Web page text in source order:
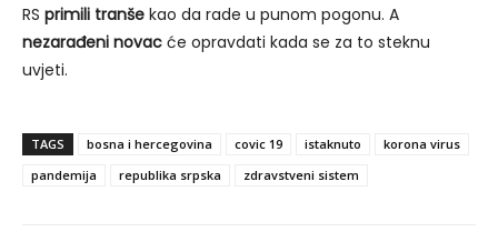
RS primili tranše kao da rade u punom pogonu. A
nezarađeni novac će opravdati kada se za to steknu
uvjeti.
TAGS bosna i hercegovina covic 19 istaknuto
korona virus
pandemija
republika srpska zdravstveni sistem